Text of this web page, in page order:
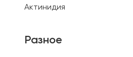
Актинидия
Разное